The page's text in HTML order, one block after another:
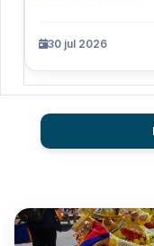
30 jul 2026